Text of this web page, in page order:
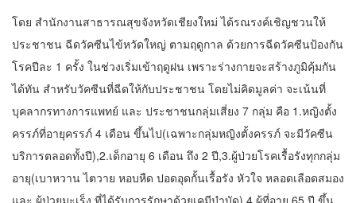
โดย สำนักงานสาธารณสุขจังหวัดเชียงใหม่ ได้รณรงค์เชิญชวนให้
ประชาชน ฉีดวัคซีนไข้หวัดใหญ่ ตามฤดูกาล ด้วยการฉีดวัคซีนป้องกัน
โรคปีละ 1 ครั้ง ในช่วงเริ่มเข้าฤดูฝน เพราะร่างกายจะสร้างภูมิคุ้มกัน
ได้ทัน สำหรับวัคซีนที่ฉีดให้กับประชาชน โดยไม่คิดมูลค่า จะเน้นที่
บุคลากรทางการแพทย์ และ ประชาชนกลุ่มเสี่ยง 7 กลุ่ม คือ 1.หญิงตั้ง
ครรภ์ที่อายุครรภ์ 4 เดือน ขึ้นไป(เฉพาะกลุ่มหญิงตั้งครรภ์ จะมีวัคซีน
บริการตลอดทั้งปี),2.เด็กอายุ 6 เดือน ถึง 2 ปี,3.ผู้ป่วยโรคเรื้อรังทุกกลุ่ม
อายุ(เบาหวาน ไตวาย หอบหืด ปอดอุดกั้นเรื้อรัง หัวใจ หลอดเลือดสมอง
และ ผู้ป่วยมะเร็ง ที่ได้รับการรักษาด้วยเคมีบำบัด),4.ผู้ที่อายุ 65 ปี ขึ้น